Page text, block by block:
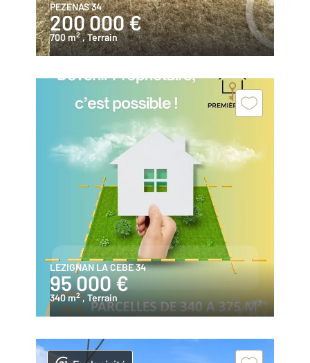
PEZENAS 34
200 000 €
700 m2 , Terrain
LEZIGNAN LA CEBE 34
95 000 €
340 m2 , Terrain